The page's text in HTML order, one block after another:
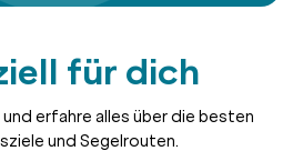
für dich
erfahre alles über die besten
und Segelrouten.